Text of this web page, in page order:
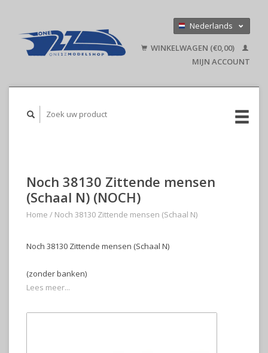
Nederlands
English
WINKELWAGEN (€0,00)
MIJN ACCOUNT
Noch 38130 Zittende mensen
(Schaal N) (NOCH)
Home / Noch 38130 Zittende mensen (Schaal N)
Noch 38130 Zittende mensen (Schaal N)
(zonder banken)
Lees meer...